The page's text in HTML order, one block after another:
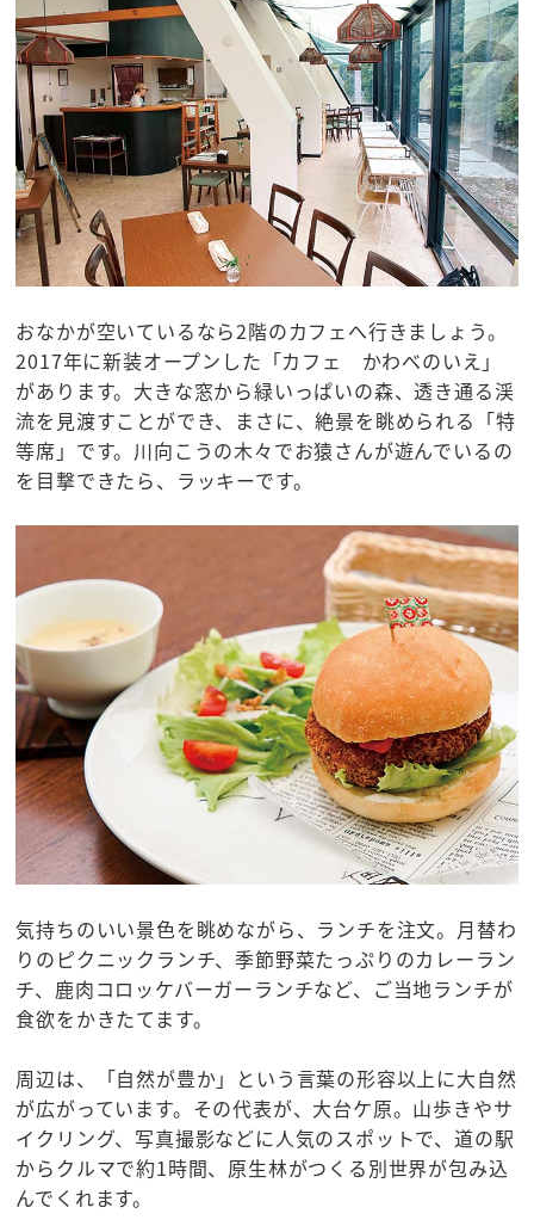
おなかが空いているなら2階のカフェへ行きましょう。
2017年に新装オープンした「カフェ かわべのいえ」
があります。大きな窓から緑いっぱいの森、透き通る渓
流を見渡すことができ、まさに、絶景を眺められる「特
等席」です。川向こうの木々でお猿さんが遊んでいるの
を目撃できたら、ラッキーです。
気持ちのいい景色を眺めながら、ランチを注文。月替わ
りのピクニックランチ、季節野菜たっぷりのカレーラン
チ、鹿肉コロッケバーガーランチなど、ご当地ランチが
食欲をかきたてます。
周辺は、「自然が豊か」という言葉の形容以上に大自然
が広がっています。その代表が、大台ケ原。山歩きやサ
イクリング、写真撮影などに人気のスポットで、道の駅
からクルマで約1時間、原生林がつくる別世界が包み込
んでくれます。